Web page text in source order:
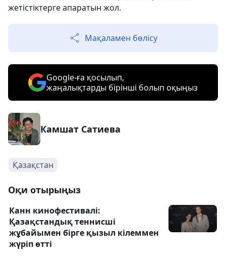
жетістіктерге апаратын жол.
Мақаламен бөлісу
Google-ға қосылып,
жаңалықтарды бірінші болып оқыңыз
Камшат Сатиева
Қазақстан
Оқи отырыңыз
Канн кинофестивалі:
Қазақстандық теннисші
жұбайымен бірге қызыл кілеммен
жүріп өтті